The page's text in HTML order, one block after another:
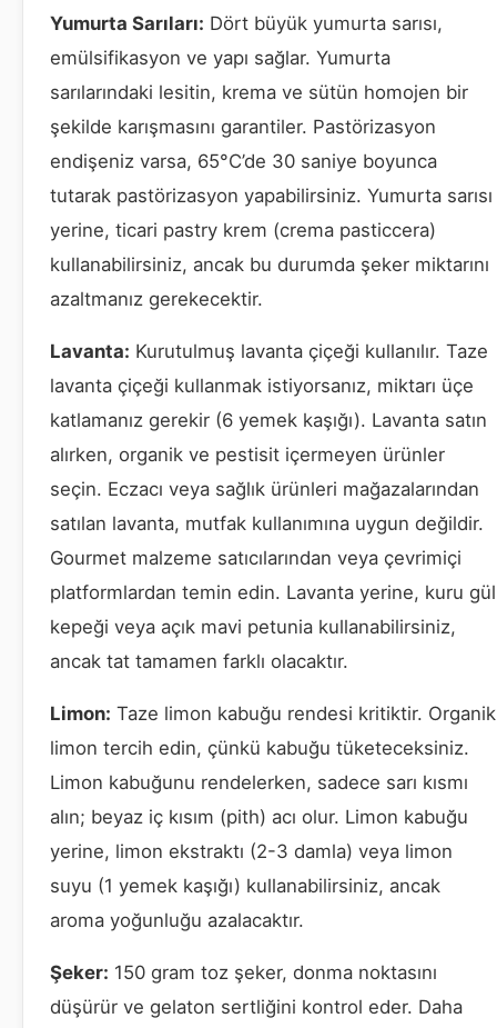
Yumurta Sarıları: Dört büyük yumurta sarısı,
emülsifikasyon ve yapı sağlar. Yumurta
sarılarındaki lesitin, krema ve sütün homojen bir
şekilde karışmasını garantiler. Pastörizasyon
endişeniz varsa, 65°C’de 30 saniye boyunca
tutarak pastörizasyon yapabilirsiniz. Yumurta sarısı
yerine, ticari pastry krem (crema pasticcera)
kullanabilirsiniz, ancak bu durumda şeker miktarını
azaltmanız gerekecektir.
Lavanta: Kurutulmuş lavanta çiçeği kullanılır. Taze
lavanta çiçeği kullanmak istiyorsanız, miktarı üçe
katlamanız gerekir (6 yemek kaşığı). Lavanta satın
alırken, organik ve pestisit içermeyen ürünler
seçin. Eczacı veya sağlık ürünleri mağazalarından
satılan lavanta, mutfak kullanımına uygun değildir.
Gourmet malzeme satıcılarından veya çevrimiçi
platformlardan temin edin. Lavanta yerine, kuru gül
kepeği veya açık mavi petunia kullanabilirsiniz,
ancak tat tamamen farklı olacaktır.
Limon: Taze limon kabuğu rendesi kritiktir. Organik
limon tercih edin, çünkü kabuğu tüketeceksiniz.
Limon kabuğunu rendelerken, sadece sarı kısmı
alın; beyaz iç kısım (pith) acı olur. Limon kabuğu
yerine, limon ekstraktı (2-3 damla) veya limon
suyu (1 yemek kaşığı) kullanabilirsiniz, ancak
aroma yoğunluğu azalacaktır.
Şeker: 150 gram toz şeker, donma noktasını
düşürür ve gelaton sertliğini kontrol eder. Daha